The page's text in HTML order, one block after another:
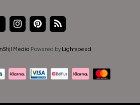
InStijl Media Powered by Lightspeed